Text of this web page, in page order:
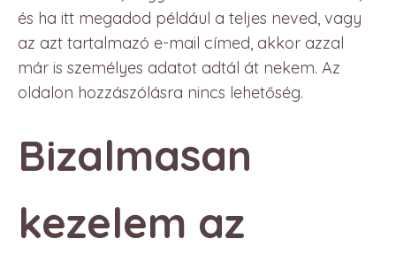
és ha itt megadod például a teljes neved, vagy
az azt tartalmazó e-mail címed, akkor azzal
már is személyes adatot adtál át nekem. Az
oldalon hozzászólásra nincs lehetőség.
Bizalmasan
kezelem az